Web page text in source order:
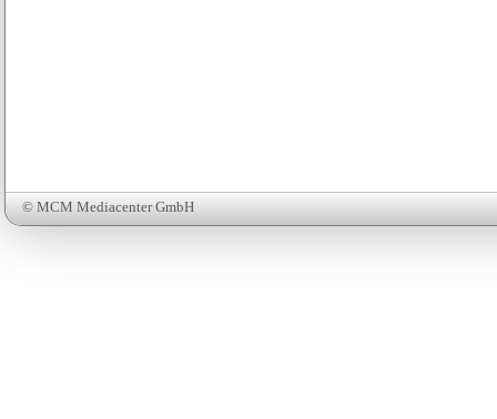
© MCM Mediacenter GmbH